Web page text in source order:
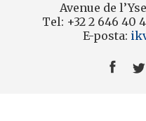
Avenue de
Tel: +32 2 646 40
E-posta: